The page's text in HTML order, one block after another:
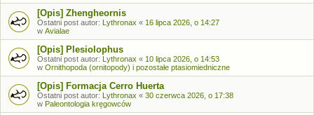
[Opis] Zhengheornis
Ostatni post autor: Lythronax « 16 lipca 2026, o 14:27
w Avialae
[Opis] Plesiolophus
Ostatni post autor: Lythronax « 10 lipca 2026, o 14:53
w Ornithopoda (ornitopody) i pozostałe ptasiomiedniczne
[Opis] Formacja Cerro Huerta
Ostatni post autor: Lythronax « 30 czerwca 2026, o 17:38
w Paleontologia kręgowców